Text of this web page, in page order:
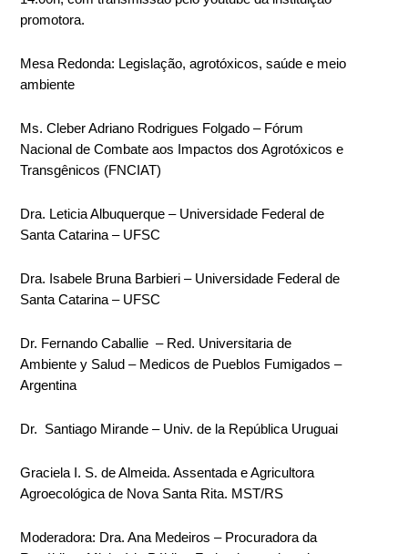
promotora.
Mesa Redonda: Legislação, agrotóxicos, saúde e meio
ambiente
Ms. Cleber Adriano Rodrigues Folgado – Fórum
Nacional de Combate aos Impactos dos Agrotóxicos e
Transgênicos (FNCIAT)
Dra. Leticia Albuquerque – Universidade Federal de
Santa Catarina – UFSC
Dra. Isabele Bruna Barbieri – Universidade Federal de
Santa Catarina – UFSC
Dr. Fernando Caballie – Red. Universitaria de
Ambiente y Salud – Medicos de Pueblos Fumigados –
Argentina
Dr. Santiago Mirande – Univ. de la República Uruguai
Graciela I. S. de Almeida. Assentada e Agricultora
Agroecológica de Nova Santa Rita. MST/RS
Moderadora: Dra. Ana Medeiros – Procuradora da